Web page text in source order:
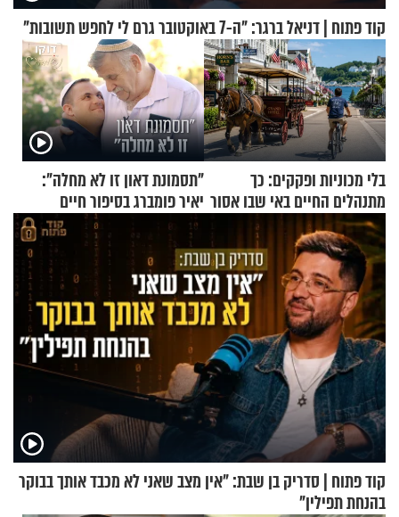
קוד פתוח | דניאל ברגר: "ה-7 באוקטובר גרם לי לחפש תשובות"
בלי מכוניות ופקקים: כך
מתנהלים החיים באי שבו אסור
לנהוג כבר יותר מ-120 שנה
"תסמונת דאון זו לא מחלה":
יאיר פומברג בסיפור חיים
מעורר השראה
קוד פתוח | סדריק בן שבת: "אין מצב שאני לא מכבד אותך בבוקר
בהנחת תפילין"